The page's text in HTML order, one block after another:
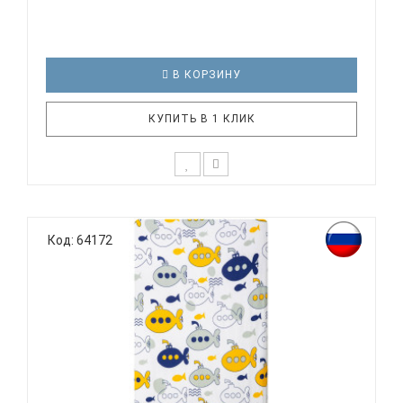
В КОРЗИНУ
КУПИТЬ В 1 КЛИК
родитель подходит очень основательно. Ведь
ребенок большую часть времени проводит в
кровати. И натуральность тканей, нежный и
веселый рисунок, высокая устойчивость к частым
стиркам – очень важные параметр..
Код: 64172